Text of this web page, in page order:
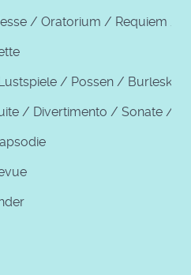
/ Oratorium / Requiem /
/ Possen / Burleske
/ Divertimento / Sonate /